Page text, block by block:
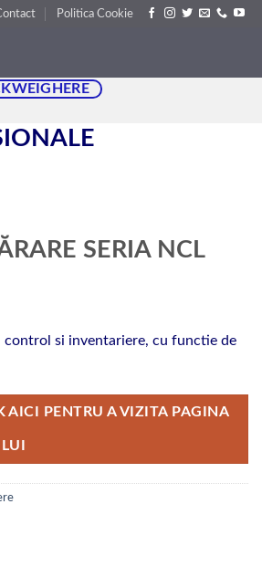
Politica Cookie
SERIA NCL
si inventariere, cu functie de
PENTRU A VIZITA PAGINA